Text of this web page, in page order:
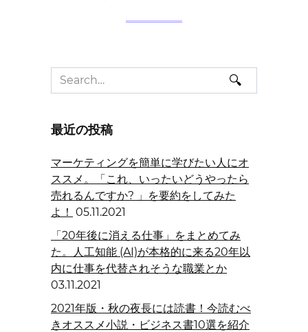
Search
for:
最近の投稿
マーケティングを簡単に学びたい人にオ
ススメ。「これ、いったいどうやったら
売れるんですか? 」を要約をしてみた
よ！ 05.11.2021
「20年後に消える仕事」をまとめてみ
た。人工知能 (AI)が本格的に来る20年以
内に仕事を代替されそうな職業とか
03.11.2021
2021年版・秋の夜長には読書！今読むべ
きオススメ小説・ビジネス書10選を紹介